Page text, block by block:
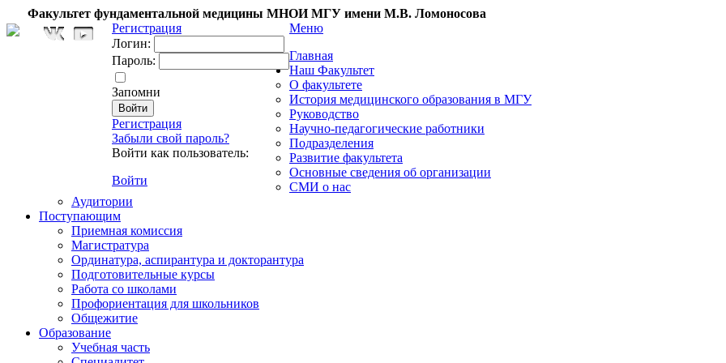
Факультет фундаментальной медицины МНОИ МГУ имени М.В. Ломоносова
Регистрация
Логин:
Пароль:
Запомни
Регистрация
Забыли свой пароль?
Войти как пользователь:
Войти
Меню
Главная
Наш Факультет
О факультете
История медицинского образования в МГУ
Руководство
Научно-педагогические работники
Подразделения
Развитие факультета
Основные сведения об организации
СМИ о нас
Аудитории
Поступающим
Приемная комиссия
Магистратура
Ординатура, аспирантура и докторантура
Подготовительные курсы
Работа со школами
Профориентация для школьников
Общежитие
Образование
Учебная часть